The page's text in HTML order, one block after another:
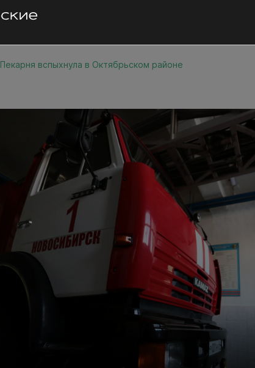
Пекарня вспыхнула в Октябрьском районе